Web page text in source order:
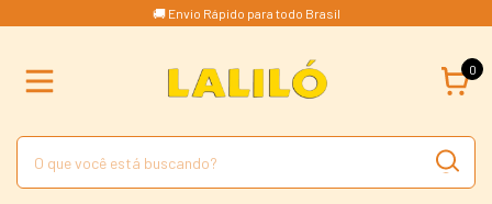
🚚 Envio Rápido para todo Brasil
0